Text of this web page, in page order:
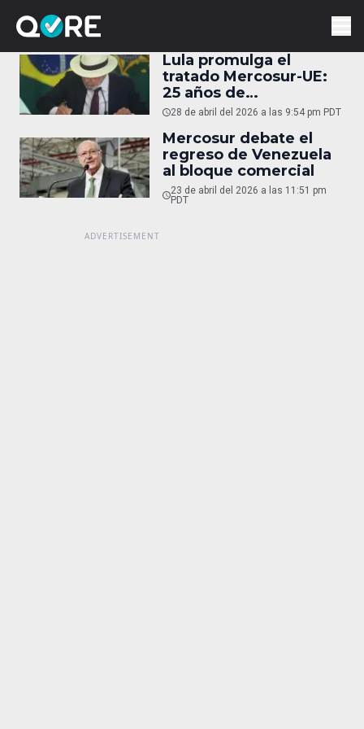
Lula promulga el
tratado Mercosur-UE:
25 años de
negociación
28 de abril del 2026 a las 9:54 pm PDT
Mercosur debate el
regreso de Venezuela
al bloque comercial
23 de abril del 2026 a las 11:51 pm
PDT